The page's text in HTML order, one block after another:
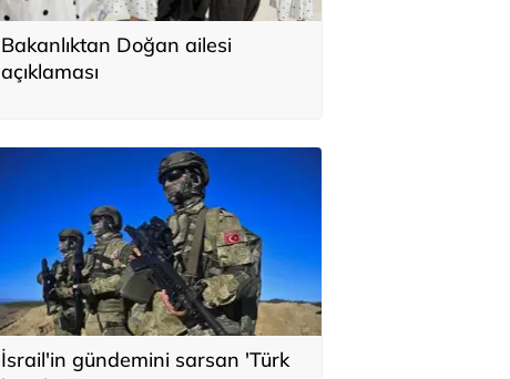
Bakanlıktan Doğan ailesi
açıklaması
İsrail'in gündemini sarsan 'Türk